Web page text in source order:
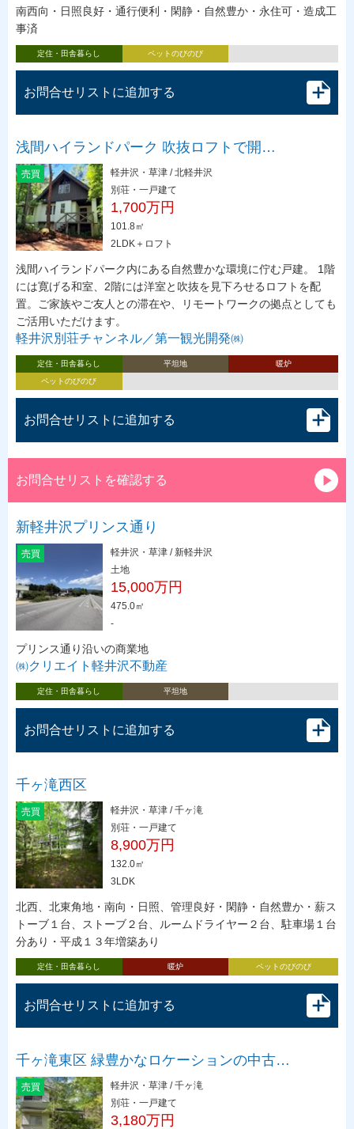
南西向・日照良好・通行便利・閑静・自然豊か・永住可・造成工
事済
定住・田舎暮らし ペットのびのび
お問合せリストに追加する
浅間ハイランドパーク 吹抜ロフトで開…
売買
軽井沢・草津 / 北軽井沢
別荘・一戸建て
1,700万円
101.8㎡
2LDK＋ロフト
浅間ハイランドパーク内にある自然豊かな環境に佇む戸建。 1階
には寛げる和室、2階には洋室と吹抜を見下ろせるロフトを配
置。ご家族やご友人との滞在や、リモートワークの拠点としても
ご活用いただけます。
軽井沢別荘チャンネル／第一観光開発㈱
定住・田舎暮らし 平坦地
暖炉
ペットのびのび
お問合せリストに追加する
お問合せリストを確認する
新軽井沢プリンス通り
売買
軽井沢・草津 / 新軽井沢
土地
15,000万円
475.0㎡
-
プリンス通り沿いの商業地
㈱クリエイト軽井沢不動産
定住・田舎暮らし 平坦地
お問合せリストに追加する
千ヶ滝西区
売買
軽井沢・草津 / 千ヶ滝
別荘・一戸建て
8,900万円
132.0㎡
3LDK
北西、北東角地・南向・日照、管理良好・閑静・自然豊か・薪ス
トーブ１台、ストーブ２台、ルームドライヤー２台、駐車場１台
分あり・平成１３年増築あり
定住・田舎暮らし 暖炉 ペットのびのび
お問合せリストに追加する
千ヶ滝東区 緑豊かなロケーションの中古…
売買
軽井沢・草津 / 千ヶ滝
別荘・一戸建て
3,180万円